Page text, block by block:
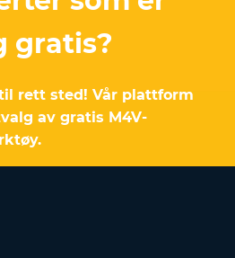
gratis?
rett sted! Vår plattform
av gratis M4V-